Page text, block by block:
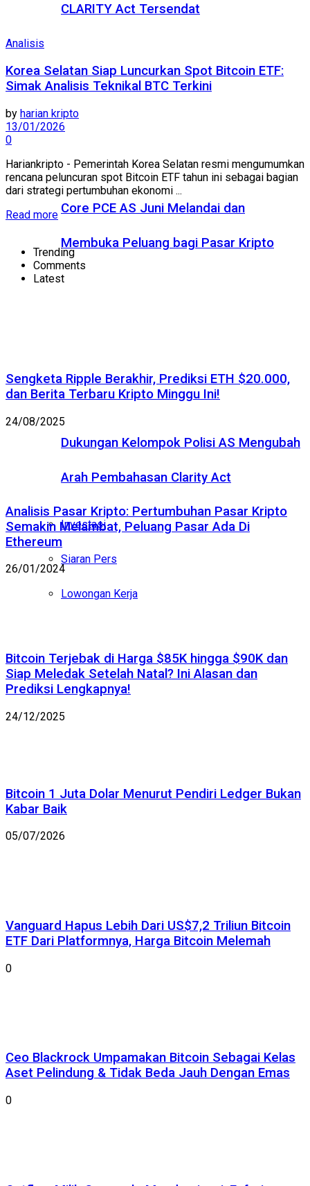
CLARITY Act Tersendat
Core PCE AS Juni Melandai dan
Membuka Peluang bagi Pasar Kripto
Dukungan Kelompok Polisi AS Mengubah
Arah Pembahasan Clarity Act
Investasi
Siaran Pers
Lowongan Kerja
Analisis
Korea Selatan Siap Luncurkan Spot Bitcoin ETF:
Simak Analisis Teknikal BTC Terkini
by harian kripto
13/01/2026
0
Hariankripto - Pemerintah Korea Selatan resmi mengumumkan
rencana peluncuran spot Bitcoin ETF tahun ini sebagai bagian
dari strategi pertumbuhan ekonomi ...
Read more
Trending
Comments
Latest
Sengketa Ripple Berakhir, Prediksi ETH $20.000,
dan Berita Terbaru Kripto Minggu Ini!
24/08/2025
Analisis Pasar Kripto: Pertumbuhan Pasar Kripto
Semakin Melambat, Peluang Pasar Ada Di
Ethereum
26/01/2024
Bitcoin Terjebak di Harga $85K hingga $90K dan
Siap Meledak Setelah Natal? Ini Alasan dan
Prediksi Lengkapnya!
24/12/2025
Bitcoin 1 Juta Dolar Menurut Pendiri Ledger Bukan
Kabar Baik
05/07/2026
Vanguard Hapus Lebih Dari US$7,2 Triliun Bitcoin
ETF Dari Platformnya, Harga Bitcoin Melemah
0
Ceo Blackrock Umpamakan Bitcoin Sebagai Kelas
Aset Pelindung & Tidak Beda Jauh Dengan Emas
0